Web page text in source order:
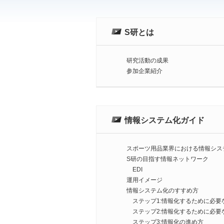
S研とは
研究活動の成果
参加企業紹介
情報システム化ガイド
スポーツ用品業界における情報シス
S研の目指す情報ネットワーク
EDI
運用イメージ
情報システム化のすすめ方
ステップ1:情報化するために必
ステップ2:情報化するために必
ステップ3:情報化の進め方